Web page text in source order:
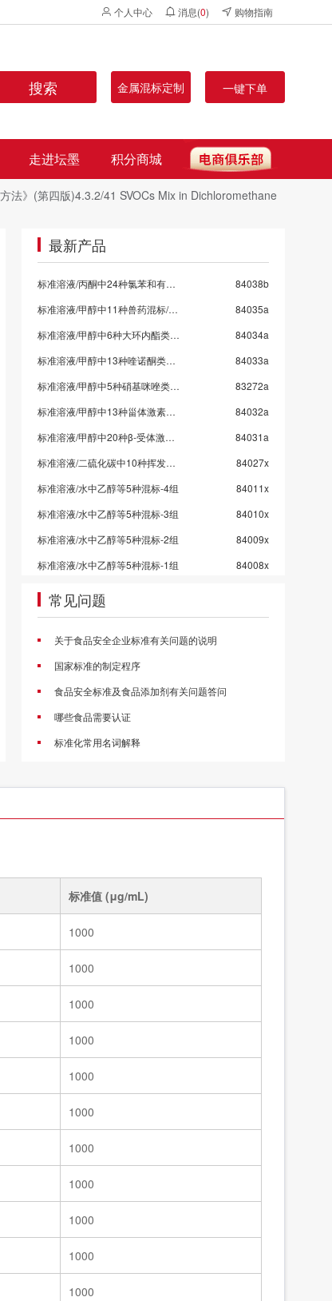
个人中心 消息(0) 购物指南
搜索 金属混标定制 一键下单
走进坛墨 积分商城
法》(第四版)4.3.2/41 SVOCs Mix in Dichloromethane
最新产品
标准溶液/丙酮中24种氯苯和有机氯混标
84038b
标准溶液/甲醇中11种兽药混标/SN/T 5724-2025-9
84035a
标准溶液/甲醇中6种大环内酯类抗生素混标/SN/T 5724-2025-8/保质期6个月
84034a
标准溶液/甲醇中13种喹诺酮类药物混标/SN/T 5724-2025-7
84033a
标准溶液/甲醇中5种硝基咪唑类药物混标/SN/T 5724-2025-4
83272a
标准溶液/甲醇中13种甾体激素混标溶液/SN/T 5724-2025-3/保质期6个月
84032a
标准溶液/甲醇中20种β-受体激动剂混标溶液/SN/T 5724-2025-2
84031a
标准溶液/二硫化碳中10种挥发性有机物混标
84027x
标准溶液/水中乙醇等5种混标-4组
84011x
标准溶液/水中乙醇等5种混标-3组
84010x
标准溶液/水中乙醇等5种混标-2组
84009x
标准溶液/水中乙醇等5种混标-1组
84008x
甲醇中4种氯苯混标
84005a
标准溶液/乙酸乙酯中10种农药混标/2026国抽农残/GB 23200.113-2026
标准溶液/丙酮中43种农药混标/2026国抽农残/GB 23200.113/GB 23200.121
常见问题
关于食品安全企业标准有关问题的说明
国家标准的制定程序
食品安全标准及食品添加剂有关问题答问
哪些食品需要认证
标准化常用名词解释
标准值 (μg/mL)
1000
1000
1000
1000
1000
1000
1000
1000
1000
1000
1000